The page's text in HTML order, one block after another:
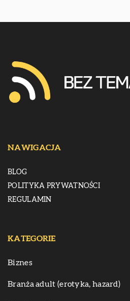
NAWIGACJA
BLOG
POLITYKA PRYWATNOŚCI
REGULAMIN
KATEGORIE
Biznes
Branża adult (erotyka, hazard)